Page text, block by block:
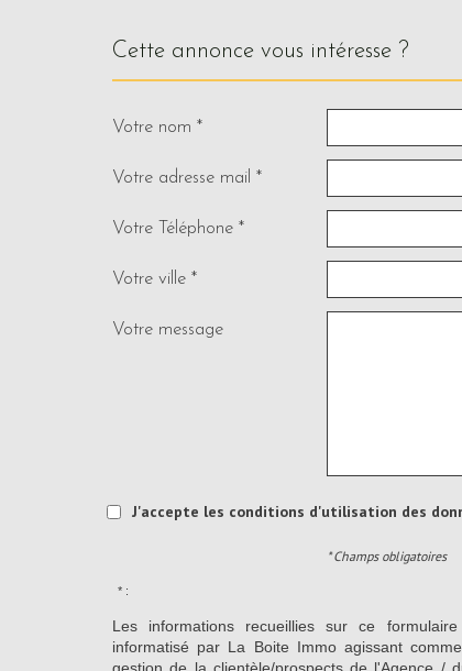
cette annonce vous intéresse ?
Votre nom *
Votre adresse mail *
Votre Téléphone *
Votre ville *
Votre message
J'accepte les conditions d'utilisation des
* Champs obligatoires
* :
Les informations recueillies sur ce
informatisé par La Boite Immo agissant